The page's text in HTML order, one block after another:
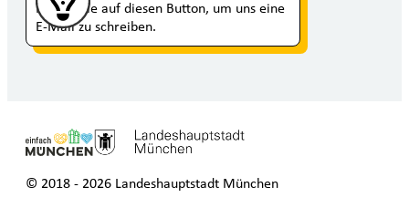
Klicken Sie auf diesen Button, um uns eine
E-Mail zu schreiben.
© 2018 - 2026 Landeshauptstadt München